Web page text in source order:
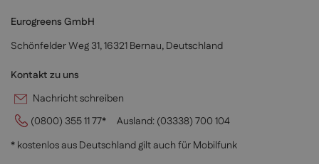
Eurogreens GmbH
Schönfelder Weg 31, 16321 Bernau, Deutschland
Kontakt zu uns
Nachricht schreiben
(0800) 355 11 77*
Ausland: (03338) 700 104
* kostenlos aus Deutschland gilt auch für Mobilfunk